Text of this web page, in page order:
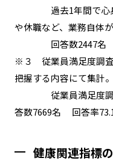
過去1年間で心身
や休職など、業務自体
回答数2447名
※３ 従業員満足度調査
把握する内容にて集計。
従業員満足度調査
答数7669名 回答率
健康関連指標